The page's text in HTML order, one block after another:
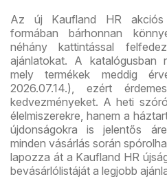
Az új Kaufland HR akciós
formában bárhonnan
néhány kattintással
ajánlatokat. A katalógusban
mely termékek meddig
2026.07.14.), ezért
kedvezményeket. A heti
élelmiszerekre, hanem a
újdonságokra is jelentős
minden vásárlás során
lapozza át a Kaufland HR
bevásárlólistáját a legjobb